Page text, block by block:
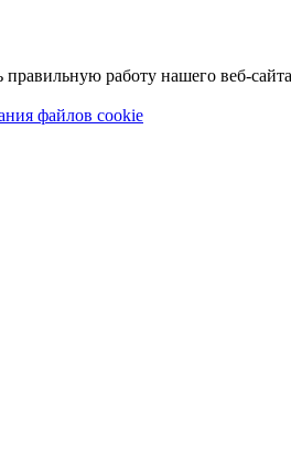
работу нашего веб-
файлов cookie